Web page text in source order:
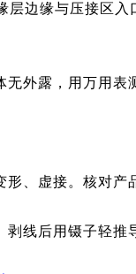
层边缘与压接区
无外露，用万用
形、虚接。核对
线后用镊子轻